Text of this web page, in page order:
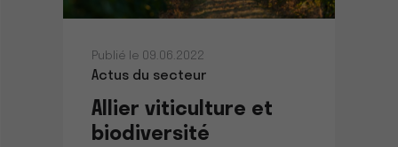
Publié le 09.06.2022
Actus du secteur
Allier viticulture et
biodiversité